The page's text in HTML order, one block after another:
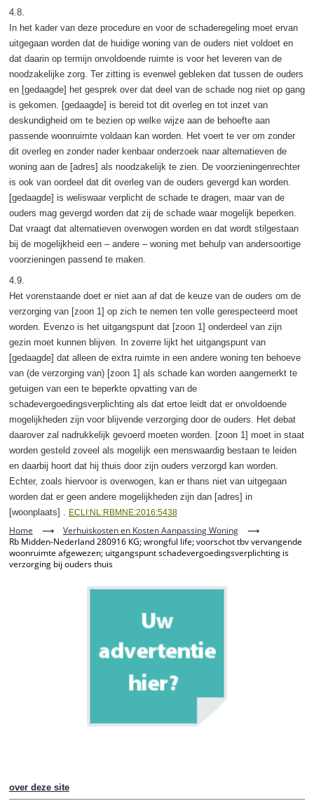
4.8.
In het kader van deze procedure en voor de schaderegeling moet ervan
uitgegaan worden dat de huidige woning van de ouders niet voldoet en
dat daarin op termijn onvoldoende ruimte is voor het leveren van de
noodzakelijke zorg. Ter zitting is evenwel gebleken dat tussen de ouders
en [gedaagde] het gesprek over dat deel van de schade nog niet op gang
is gekomen. [gedaagde] is bereid tot dit overleg en tot inzet van
deskundigheid om te bezien op welke wijze aan de behoefte aan
passende woonruimte voldaan kan worden. Het voert te ver om zonder
dit overleg en zonder nader kenbaar onderzoek naar alternatieven de
woning aan de [adres] als noodzakelijk te zien. De voorzieningenrechter
is ook van oordeel dat dit overleg van de ouders gevergd kan worden.
[gedaagde] is weliswaar verplicht de schade te dragen, maar van de
ouders mag gevergd worden dat zij de schade waar mogelijk beperken.
Dat vraagt dat alternatieven overwogen worden en dat wordt stilgestaan
bij de mogelijkheid een – andere – woning met behulp van andersoortige
voorzieningen passend te maken.
4.9.
Het vorenstaande doet er niet aan af dat de keuze van de ouders om de
verzorging van [zoon 1] op zich te nemen ten volle gerespecteerd moet
worden. Evenzo is het uitgangspunt dat [zoon 1] onderdeel van zijn
gezin moet kunnen blijven. In zoverre lijkt het uitgangspunt van
[gedaagde] dat alleen de extra ruimte in een andere woning ten behoeve
van (de verzorging van) [zoon 1] als schade kan worden aangemerkt te
getuigen van een te beperkte opvatting van de
schadevergoedingsverplichting als dat ertoe leidt dat er onvoldoende
mogelijkheden zijn voor blijvende verzorging door de ouders. Het debat
daarover zal nadrukkelijk gevoerd moeten worden. [zoon 1] moet in staat
worden gesteld zoveel als mogelijk een menswaardig bestaan te leiden
en daarbij hoort dat hij thuis door zijn ouders verzorgd kan worden.
Echter, zoals hiervoor is overwogen, kan er thans niet van uitgegaan
worden dat er geen andere mogelijkheden zijn dan [adres] in
[woonplaats] .
ECLI:NL:RBMNE:2016:5438
Home ⟶ Verhuiskosten en Kosten Aanpassing Woning
⟶
Rb Midden-Nederland 280916 KG; wrongful life; voorschot tbv vervangende
woonruimte afgewezen; uitgangspunt schadevergoedingsverplichting is
verzorging bij ouders thuis
over deze site